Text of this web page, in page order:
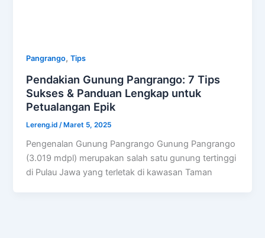
Pangrango,Tips
Pendakian Gunung Pangrango: 7 Tips
Sukses & Panduan Lengkap untuk
Petualangan Epik
Lereng.id /Maret 5, 2025
Pengenalan Gunung Pangrango Gunung Pangrango
(3.019 mdpl) merupakan salah satu gunung tertinggi
di Pulau Jawa yang terletak di kawasan Taman